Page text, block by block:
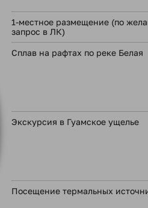
1-местное размещение (по
запрос в ЛК)
Сплав на рафтах по реке Белая
Экскурсия в Гуамское ущелье
Посещение термальных